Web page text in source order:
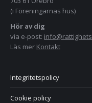
(i Föreningarnas hus)
Hör av dig
via e-post:
Läs mer Kontakt
Integritetspolicy
Cookie policy